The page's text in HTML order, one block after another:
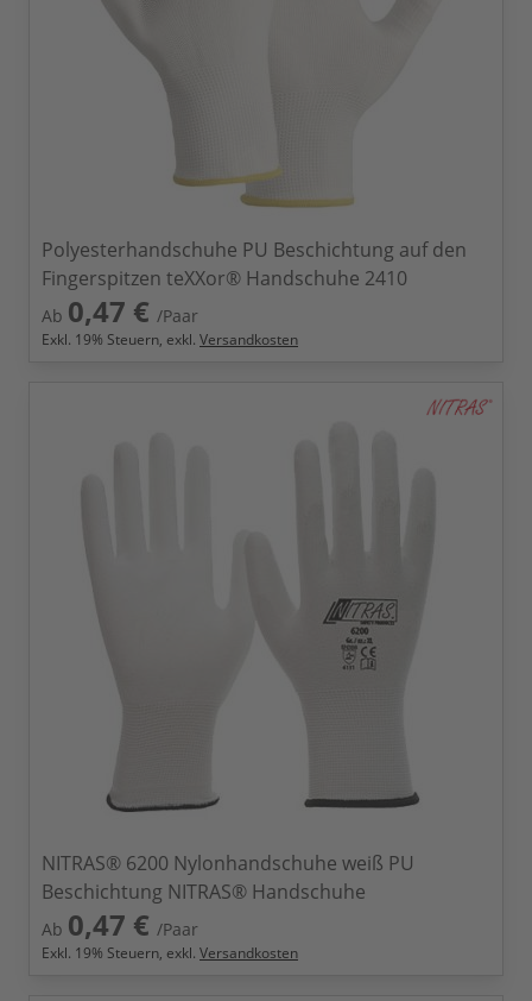
Polyesterhandschuhe PU Beschichtung auf den
Fingerspitzen teXXor® Handschuhe 2410
Ab 0,47 € /Paar
Exkl. 19% Steuern, exkl. Versandkosten
NITRAS® 6200 Nylonhandschuhe weiß PU
Beschichtung NITRAS® Handschuhe
Ab 0,47 € /Paar
Exkl. 19% Steuern, exkl. Versandkosten